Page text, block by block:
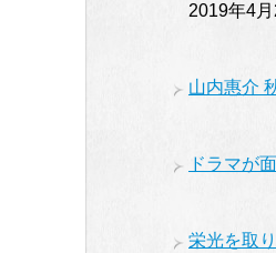
2019年4月
山内惠介
ドラマが
栄光を取